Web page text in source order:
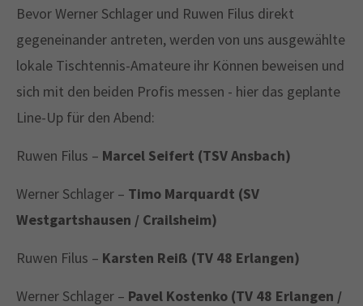
Bevor Werner Schlager und Ruwen Filus direkt
gegeneinander antreten, werden von uns ausgewählte
lokale Tischtennis-Amateure ihr Können beweisen und
sich mit den beiden Profis messen - hier das geplante
Line-Up für den Abend:
Ruwen Filus – Marcel Seifert (TSV Ansbach)
Werner Schlager – Timo Marquardt (SV
Westgartshausen / Crailsheim)
Ruwen Filus – Karsten Reiß (TV 48 Erlangen)
Werner Schlager – Pavel Kostenko (TV 48 Erlangen /